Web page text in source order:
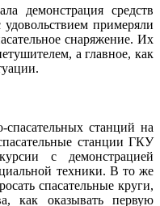
демонстрация средств
примеряли
снаряжение. Их
а главное, как
станций на
станции ГКУ
с демонстрацией
техники. В то же
спасательные круги,
как оказывать первую